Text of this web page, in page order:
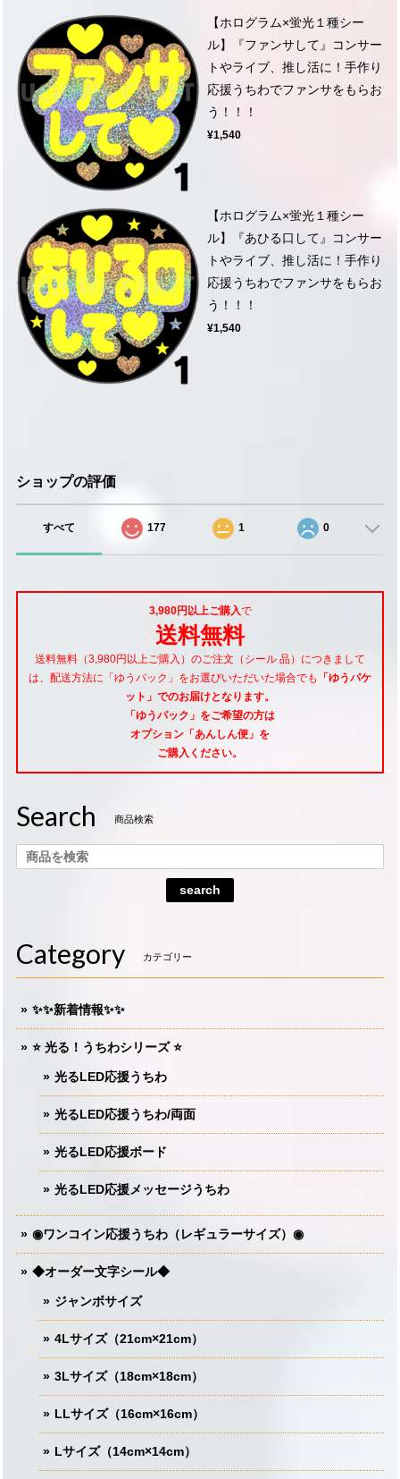
【ホログラム×蛍光１種シー
ル】『ファンサして』コンサー
トやライブ、推し活に！手作り
応援うちわでファンサをもらお
う！！！
¥1,540
【ホログラム×蛍光１種シー
ル】『あひる口して』コンサー
トやライブ、推し活に！手作り
応援うちわでファンサをもらお
う！！！
¥1,540
ショップの評価
すべて 177 1 0
3,980円以上ご購入で
送料無料
送料無料（3,980円以上ご購入）のご注文（シール 品）につきまして
は、配送方法に「ゆうパック」をお選びいただいた場合でも
「ゆうパケ
ット」でのお届けとなります。
「ゆうパック」をご希望の方は
オプション「あんしん便」 を
ご購入ください。
Search 商品検索
search
Category カテゴリー
✨✨新着情報✨✨
⭐️ 光る！うちわシリーズ ⭐️
光るLED応援うちわ
光るLED応援うちわ/両面
光るLED応援ボード
光るLED応援メッセージうちわ
◉ワンコイン応援うちわ（レギュラーサイズ）◉
◆オーダー文字シール◆
ジャンボサイズ
4Lサイズ（21cm×21cm）
3Lサイズ（18cm×18cm）
LLサイズ（16cm×16cm）
Lサイズ（14cm×14cm）